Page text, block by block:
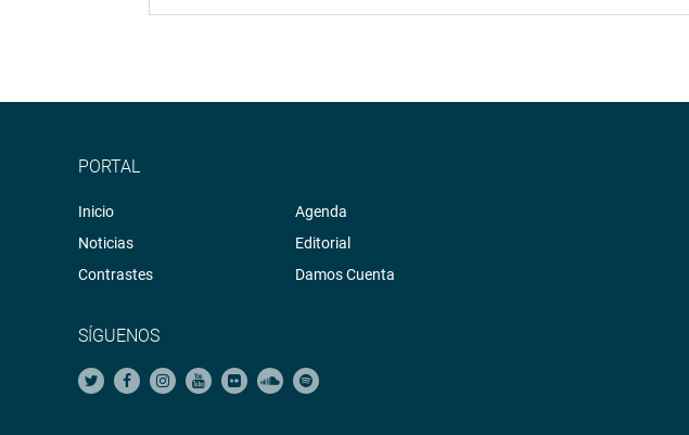
PORTAL
Inicio
Noticias
Contrastes
Agenda
Editorial
Damos Cuenta
SÍGUENOS